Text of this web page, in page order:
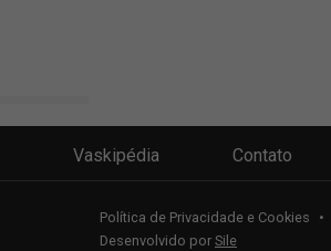
Vaskipédia Contato
Política de Privacidade e Cookies •
Desenvolvido por Sile